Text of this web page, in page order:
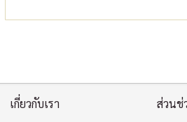
เกี่ยวกับเรา ส่วนช่